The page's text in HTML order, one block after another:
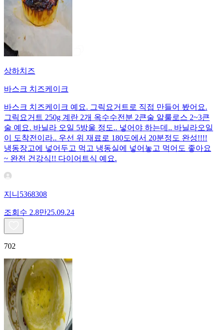
상하치즈
바스크 치즈케이크
바스크 치즈케이크 예요. 그릭요거트로 직접 만들어 봤어요.
그릭요거트 250g 계란 2개 옥수수전분 2큰술 알룰로스 2~3큰
술 예요. 바닐라 오일 5방울 정도.. 넣어야 하는데.. 바닐라오일
이 도착전이라.. 우선 위 재료로 180도에서 20분정도 완성!!!!
냉동장고에 넣어두고 먹고 냉동실에 넣어놓고 먹어도 좋아요
~ 완전 건강식!! 다이어트식 예요.
지니5368308
조회수 2.8만25.09.24
702